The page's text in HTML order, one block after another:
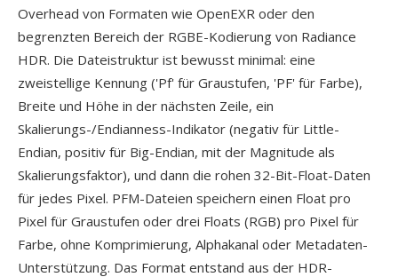
Overhead von Formaten wie OpenEXR oder den
begrenzten Bereich der RGBE-Kodierung von Radiance
HDR. Die Dateistruktur ist bewusst minimal: eine
zweistellige Kennung ('Pf' für Graustufen, 'PF' für Farbe),
Breite und Höhe in der nächsten Zeile, ein
Skalierungs-/Endianness-Indikator (negativ für Little-
Endian, positiv für Big-Endian, mit der Magnitude als
Skalierungsfaktor), und dann die rohen 32-Bit-Float-Daten
für jedes Pixel. PFM-Dateien speichern einen Float pro
Pixel für Graustufen oder drei Floats (RGB) pro Pixel für
Farbe, ohne Komprimierung, Alphakanal oder Metadaten-
Unterstützung. Das Format entstand aus der HDR-